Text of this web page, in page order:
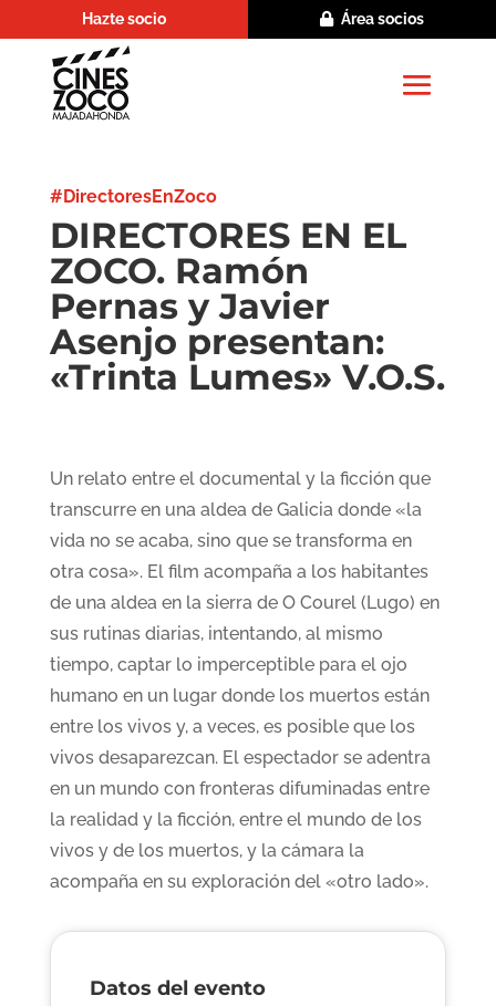
Hazte socio Área socios
#DirectoresEnZoco
DIRECTORES EN EL
ZOCO. Ramón
Pernas y Javier
Asenjo presentan:
«Trinta Lumes» V.O.S.
Un relato entre el documental y la ficción que
transcurre en una aldea de Galicia donde «la
vida no se acaba, sino que se transforma en
otra cosa». El film acompaña a los habitantes
de una aldea en la sierra de O Courel (Lugo) en
sus rutinas diarias, intentando, al mismo
tiempo, captar lo imperceptible para el ojo
humano en un lugar donde los muertos están
entre los vivos y, a veces, es posible que los
vivos desaparezcan. El espectador se adentra
en un mundo con fronteras difuminadas entre
la realidad y la ficción, entre el mundo de los
vivos y de los muertos, y la cámara la
acompaña en su exploración del «otro lado».
Datos del evento